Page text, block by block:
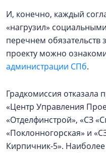
И, конечно, каждый
«нагрузил»
перечнем
проекту можно
администрации СПб.
Градкомиссия отказала
«Центр Управления
«Отделфинстрой», «СЗ
«Поклонногорская» и
Кирпичник-5».